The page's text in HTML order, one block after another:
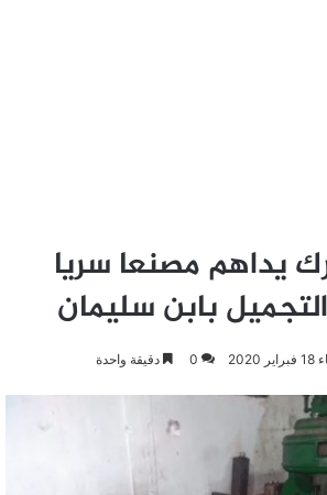
يداهم مصنعا سريا
بابن سليمان
0 دقيقة واحدة